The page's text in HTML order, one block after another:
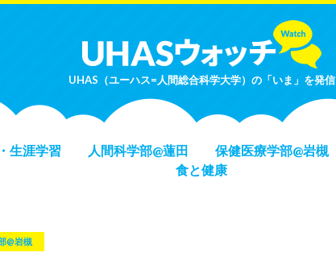
UHAS（ユーハス=人間総合科学大学）の「いま」を発信
生涯学習 人間科学部@蓮田 保健医療学部@岩槻
食と健康
@岩槻